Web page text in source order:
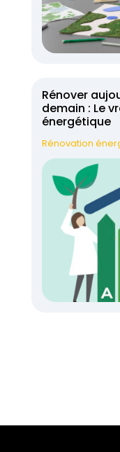
Rénover
demain : Le
énergétique
Rénovation